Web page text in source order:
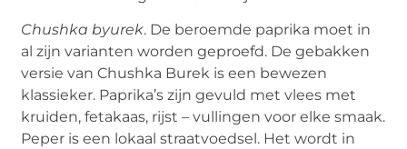
Chushka byurek. De beroemde paprika moet in
al zijn varianten worden geproefd. De gebakken
versie van Chushka Burek is een bewezen
klassieker. Paprika’s zijn gevuld met vlees met
kruiden, fetakaas, rijst – vullingen voor elke smaak.
Peper is een lokaal straatvoedsel. Het wordt in